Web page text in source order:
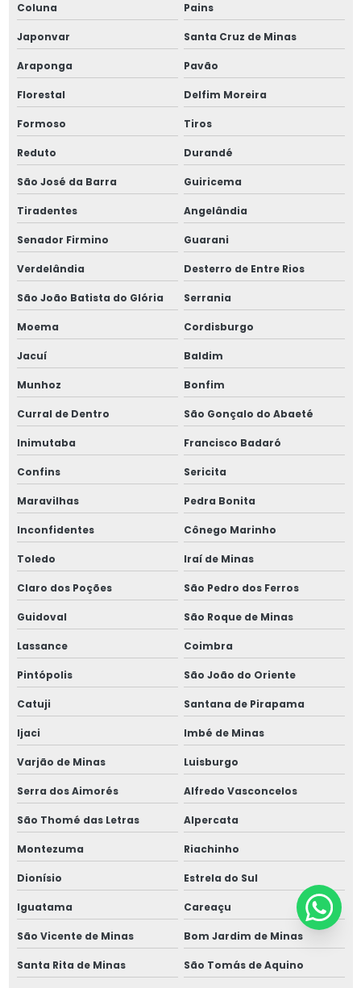
Coluna Pains
Japonvar Santa Cruz de Minas
Araponga Pavão
Florestal Delfim Moreira
Formoso Tiros
Reduto Durandé
São José da Barra Guiricema
Tiradentes Angelândia
Senador Firmino Guarani
Verdelândia Desterro de Entre Rios
São João Batista do Glória Serrania
Moema Cordisburgo
Jacuí Baldim
Munhoz Bonfim
Curral de Dentro São Gonçalo do Abaeté
Inimutaba Francisco Badaró
Confins Sericita
Maravilhas Pedra Bonita
Inconfidentes Cônego Marinho
Toledo Iraí de Minas
Claro dos Poções São Pedro dos Ferros
Guidoval São Roque de Minas
Lassance Coimbra
Pintópolis São João do Oriente
Catuji Santana de Pirapama
Ijaci Imbé de Minas
Varjão de Minas Luisburgo
Serra dos Aimorés Alfredo Vasconcelos
São Thomé das Letras Alpercata
Montezuma Riachinho
Dionísio Estrela do Sul
Iguatama Careaçu
São Vicente de Minas Bom Jardim de Minas
Santa Rita de Minas São Tomás de Aquino